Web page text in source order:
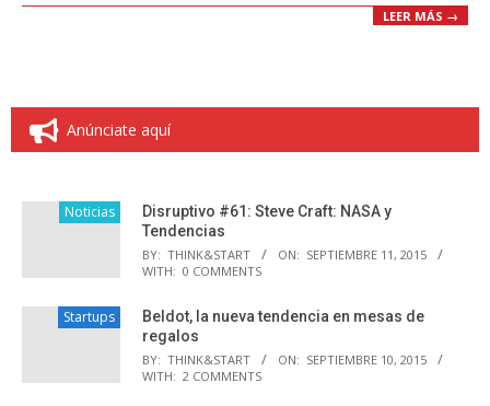
LEER MÁS →
Anúnciate aquí
Noticias
Disruptivo #61: Steve Craft: NASA y
Tendencias
BY: THINK&START ON: SEPTIEMBRE 11, 2015
WITH: 0 COMMENTS
Startups
Beldot, la nueva tendencia en mesas de
regalos
BY: THINK&START ON: SEPTIEMBRE 10, 2015
WITH: 2 COMMENTS